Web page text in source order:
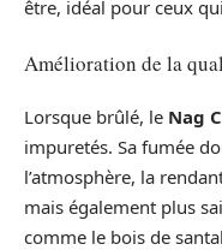
être, idéal pour ceux
Amélioration de la
Lorsque brûlé, le Nag
impuretés. Sa fumée
l’atmosphère, la
mais également plus
comme le bois de